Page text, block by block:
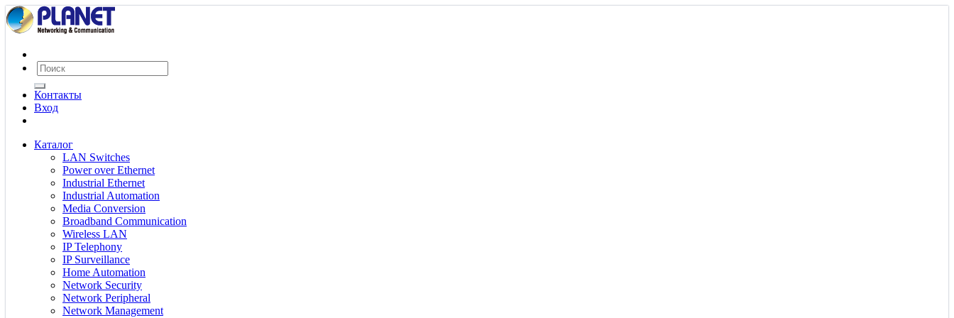
Контакты
Вход
Каталог
LAN Switches
Power over Ethernet
Industrial Ethernet
Industrial Automation
Media Conversion
Broadband Communication
Wireless LAN
IP Telephony
IP Surveillance
Home Automation
Network Security
Network Peripheral
Network Management